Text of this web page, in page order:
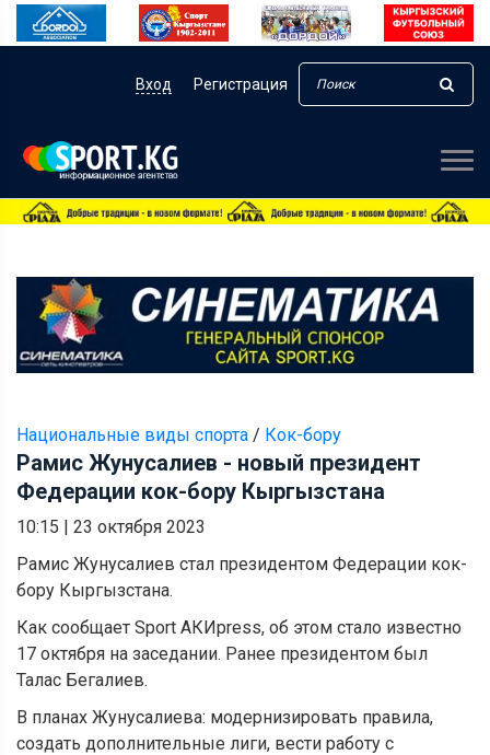
Вход Регистрация
Национальные виды спорта / Кок-бору
Рамис Жунусалиев - новый президент
Федерации кок-бору Кыргызстана
10:15 | 23 октября 2023
Рамис Жунусалиев стал президентом Федерации кок-
бору Кыргызстана.
Как сообщает Sport АКИpress, об этом стало известно
17 октября на заседании. Ранее президентом был
Талас Бегалиев.
В планах Жунусалиева: модернизировать правила,
создать дополнительные лиги, вести работу с